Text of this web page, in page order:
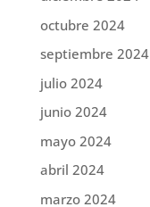
octubre 2024
septiembre 2024
julio 2024
junio 2024
mayo 2024
abril 2024
marzo 2024